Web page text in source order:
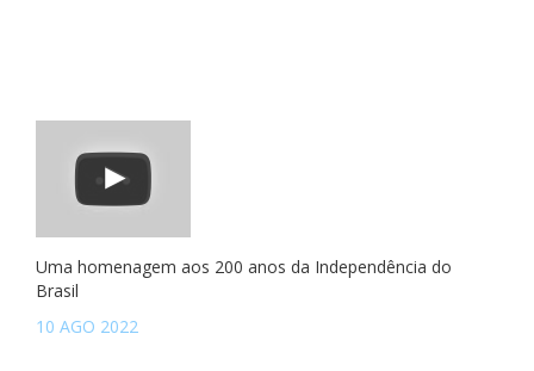
Uma homenagem aos 200 anos da Independência do
Brasil
10 AGO 2022